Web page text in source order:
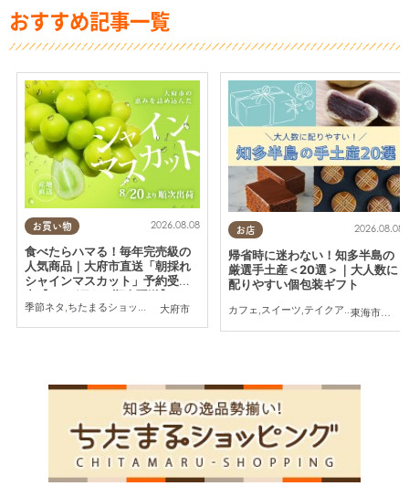
おすすめ記事一覧
お買い物
大府市
2026.08.08
食べたらハマる！毎年完売級の
人気商品｜大府市直送「朝採れ
シャインマスカット」予約受付
中【8/20頃より順次配送】／ち
たまるショッピング
季節ネタ ちたまるショッピング ,夫婦 トレンド KURUTOHP
お店
東海市大府
2026.08.08
帰省時に迷わない！知多半島の
厳選手土産＜20選＞｜大人数に
配りやすい個包装ギフト
カフェ,スイーツ,テイクアウト ,まとめ